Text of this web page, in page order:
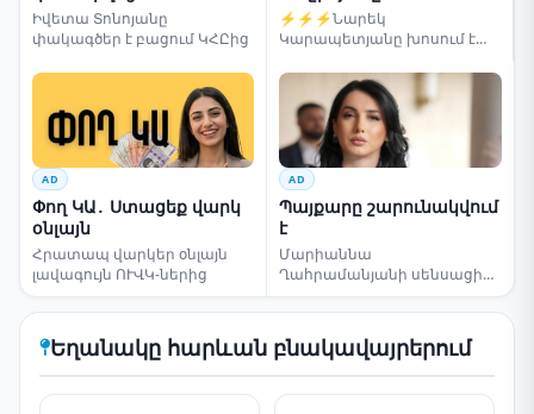
Իվետա Տոնոյանը
փակագծեր է բացում ԿՀԸից
⚡⚡⚡Նարեկ
Կարապետյանը խոսում է
AD
Փող ԿԱ․ Ստացեք վարկ
օնլայն
Հրատապ վարկեր օնլայն
լավագույն ՈՒՎԿ-ներից
AD
Պայքարը շարունակվում
է
Մարիաննա
Ղահրամանյանի սենսացիոն
կոչը
Եղանակը հարևան բնակավայրերում